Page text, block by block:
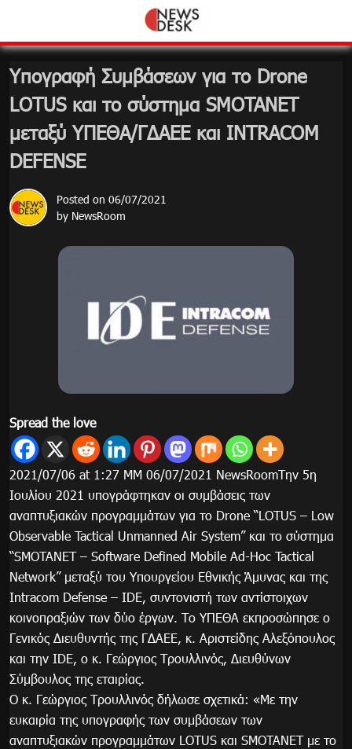
content
Υπογραφή Συμβάσεων για το Drone
LOTUS και το σύστημα SMOTANET
μεταξύ ΥΠΕΘΑ/ΓΔΑΕΕ και INTRACOM
DEFENSE
Posted on 06/07/2021
by NewsRoom
Spread the love
2021/07/06 at 1:27 ΜΜ 06/07/2021 NewsRoomΤην 5η
Ιουλίου 2021 υπογράφτηκαν οι συμβάσεις των
αναπτυξιακών προγραμμάτων για το Drone “LOTUS – Low
Observable Tactical Unmanned Air System” και το σύστημα
“SMOTANET – Software Defined Mobile Ad-Hoc Tactical
Network” μεταξύ του Υπουργείου Εθνικής Άμυνας και της
Intracom Defense – IDE, συντονιστή των αντίστοιχων
κοινοπραξιών των δύο έργων. Το ΥΠΕΘΑ εκπροσώπησε ο
Γενικός Διευθυντής της ΓΔΑΕΕ, κ. Αριστείδης Αλεξόπουλος
και την IDE, ο κ. Γεώργιος Τρουλλινός, Διευθύνων
Σύμβουλος της εταιρίας.
Ο κ. Γεώργιος Τρουλλινός δήλωσε σχετικά: «Με την
ευκαιρία της υπογραφής των συμβάσεων των
αναπτυξιακών προγραμμάτων LOTUS και SMOTANET με το